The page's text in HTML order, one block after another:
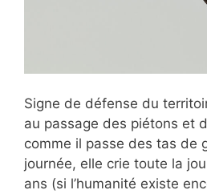
Signe de défense du
au passage des piétons et
comme il passe des tas de
journée, elle crie toute la
ans (si l’humanité existe